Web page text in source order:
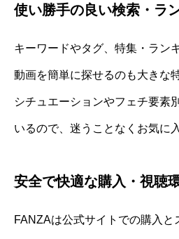
使い勝手の良い検索・ラ
キーワードやタグ、特集・ラン
動画を簡単に探せるのも大きな
シチュエーションやフェチ要素
いるので、迷うことなくお気に
安全で快適な購入・視聴
FANZAは公式サイトでの購入と